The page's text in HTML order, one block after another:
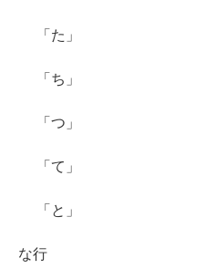
「た」
「ち」
「つ」
「て」
「と」
な行